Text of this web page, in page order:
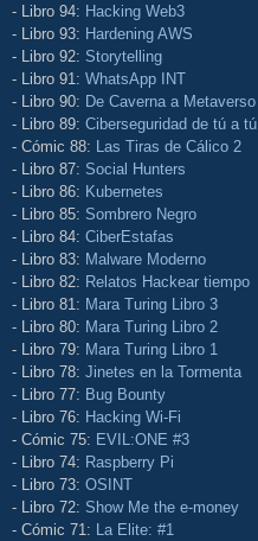
- Libro 94: Hacking Web3
- Libro 93: Hardening AWS
- Libro 92: Storytelling
- Libro 91: WhatsApp INT
- Libro 90: De Caverna a Metaverso
- Libro 89: Ciberseguridad de tú a tú
- Cómic 88: Las Tiras de Cálico 2
- Libro 87: Social Hunters
- Libro 86: Kubernetes
- Libro 85: Sombrero Negro
- Libro 84: CiberEstafas
- Libro 83: Malware Moderno
- Libro 82: Relatos Hackear tiempo
- Libro 81: Mara Turing Libro 3
- Libro 80: Mara Turing Libro 2
- Libro 79: Mara Turing Libro 1
- Libro 78: Jinetes en la Tormenta
- Libro 77: Bug Bounty
- Libro 76: Hacking Wi-Fi
- Cómic 75: EVIL:ONE #3
- Libro 74: Raspberry Pi
- Libro 73: OSINT
- Libro 72: Show Me the e-money
- Cómic 71: La Elite: #1